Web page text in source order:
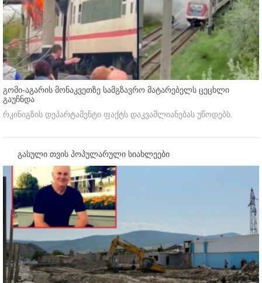
გომი-აგარის მონაკვეთზე სამგზავრო მატარებელს ცეცხლი
გაუჩნდა
რკინიგზის დეპარტამენტი ფაქტს დაკვამლიანებას უწოდებს.
გასული თვის პოპულარული სიახლეები